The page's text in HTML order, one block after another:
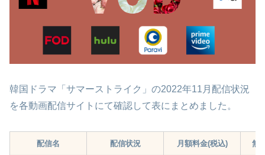
韓国ドラマ「サマーストライク」の2022年11月配信状況
を各動画配信サイトにて確認して表にまとめました。
配信名 配信状況 月額料金(税込) 無